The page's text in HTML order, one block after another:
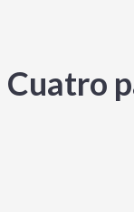
Cuatro